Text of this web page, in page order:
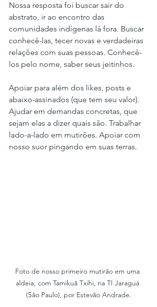
Nossa resposta foi buscar sair do
abstrato, ir ao encontro das
comunidades indígenas lá fora. Buscar
conhecê-las, tecer novas e verdadeiras
relações com suas pessoas. Conhecê-
los pelo nome, saber seus jeitinhos.
Apoiar para além dos likes, posts e
abaixo-assinados (que tem seu valor).
Ajudar em demandas concretas, que
sejam elas a dizer quais são. Trabalhar
lado-a-lado em mutirões. Apoiar com
nosso suor pingando em suas terras.
Foto de nosso primeiro mutirão em uma
aldeia, com Tamikuã Txihi, na TI Jaraguá
(São Paulo), por Estevão Andrade.